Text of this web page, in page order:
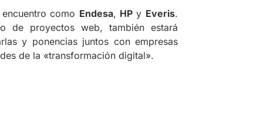
como Endesa, HP y Everis.
de proyectos web, también estará
y ponencias juntos con empresas
de la «transformación digital».